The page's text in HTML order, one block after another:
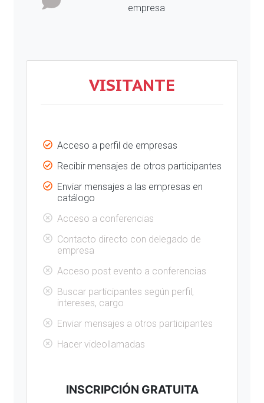
empresa
VISITANTE
Acceso a perfil de empresas
Recibir mensajes de otros participantes
Enviar mensajes a las empresas en
catálogo
Acceso a conferencias
Contacto directo con delegado de
empresa
Acceso post evento a conferencias
Buscar participantes según perfil,
intereses, cargo
Enviar mensajes a otros participantes
Hacer videollamadas
INSCRIPCIÓN GRATUITA